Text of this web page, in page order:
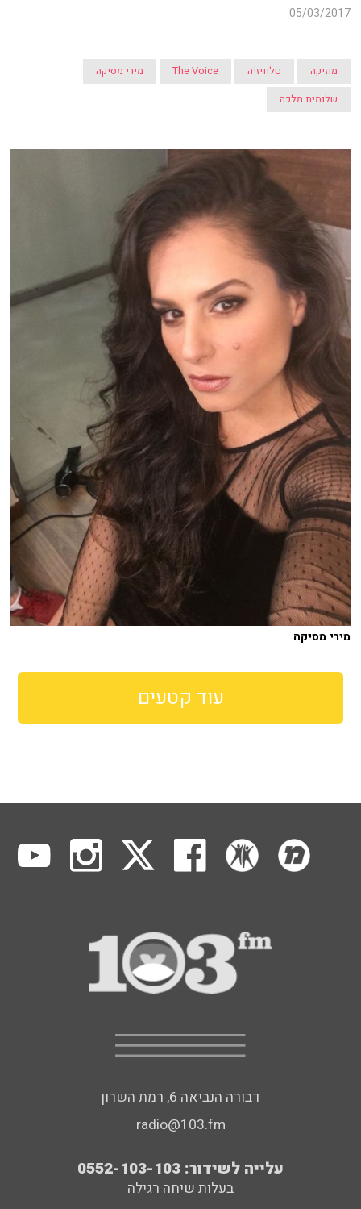
05/03/2017
מוזיקה טלוויזיה The Voice
מירי מסיקה
שלומית מלכה
מירי מסיקה
עוד קטעים
דבורה הנביאה 6, רמת השרון
radio@103.fm
עלייה לשידור: 0552-103-103
בעלות שיחה רגילה